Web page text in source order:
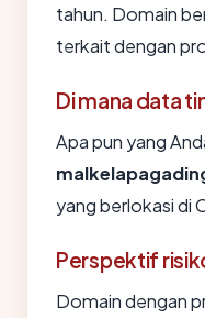
tahun. Domain
terkait dengan
Di mana data
Apa pun yang
yang berlokasi di
Perspektif
Domain dengan